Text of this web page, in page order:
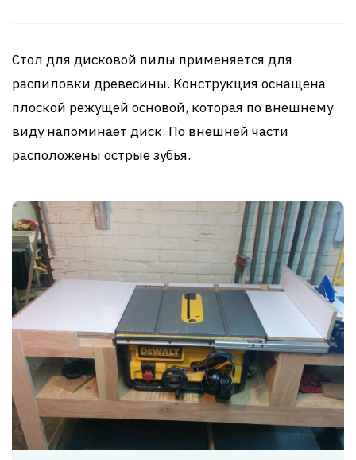
Стол для дисковой пилы применяется для
распиловки древесины. Конструкция оснащена
плоской режущей основой, которая по внешнему
виду напоминает диск. По внешней части
расположены острые зубья.